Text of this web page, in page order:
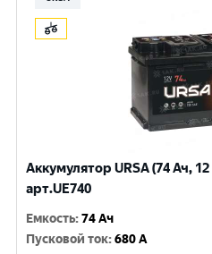
Аккумулятор URSA (74 Ач,
арт.UE740
Емкость:74 Ач
Пусковой ток:680 A